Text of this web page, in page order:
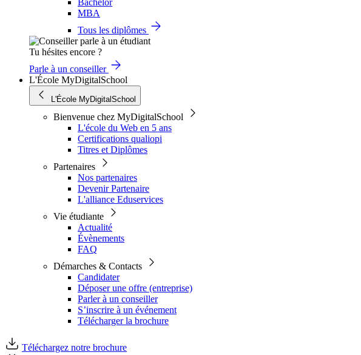
Bachelor
MBA
Tous les diplômes
Tu hésites encore ?
Parle à un conseiller
L'École MyDigitalSchool
L'École MyDigitalSchool
Bienvenue chez MyDigitalSchool
L'école du Web en 5 ans
Certifications qualiopi
Titres et Diplômes
Partenaires
Nos partenaires
Devenir Partenaire
L'alliance Eduservices
Vie étudiante
Actualité
Évènements
FAQ
Démarches & Contacts
Candidater
Déposer une offre (entreprise)
Parler à un conseiller
S’inscrire à un événement
Télécharger la brochure
Téléchargez notre brochure